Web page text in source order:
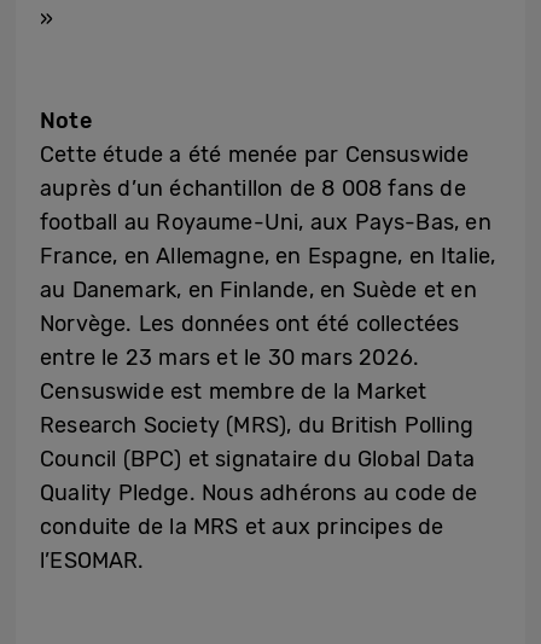
»
Note
Cette étude a été menée par Censuswide
auprès d’un échantillon de 8 008 fans de
football au Royaume-Uni, aux Pays-Bas, en
France, en Allemagne, en Espagne, en Italie,
au Danemark, en Finlande, en Suède et en
Norvège. Les données ont été collectées
entre le 23 mars et le 30 mars 2026.
Censuswide est membre de la Market
Research Society (MRS), du British Polling
Council (BPC) et signataire du Global Data
Quality Pledge. Nous adhérons au code de
conduite de la MRS et aux principes de
l’ESOMAR.